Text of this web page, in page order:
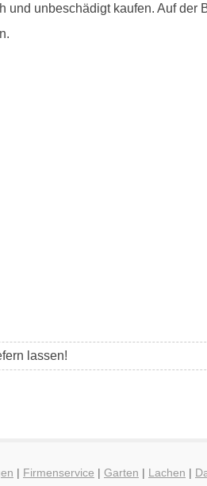
unbeschädigt kaufen. Auf der
lassen!
| Firmenservice | Garten | Lachen |